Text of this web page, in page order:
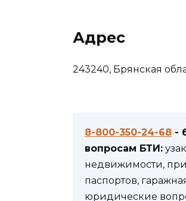
Адрес
243240, Брянская
8-800-350-24-68 -
вопросам БТИ:
недвижимости,
паспортов,
юридические